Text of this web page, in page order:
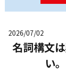
2026/07/02
名詞構文
い